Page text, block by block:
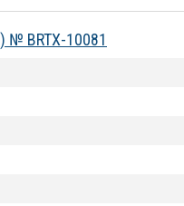
№ BRTX-10081